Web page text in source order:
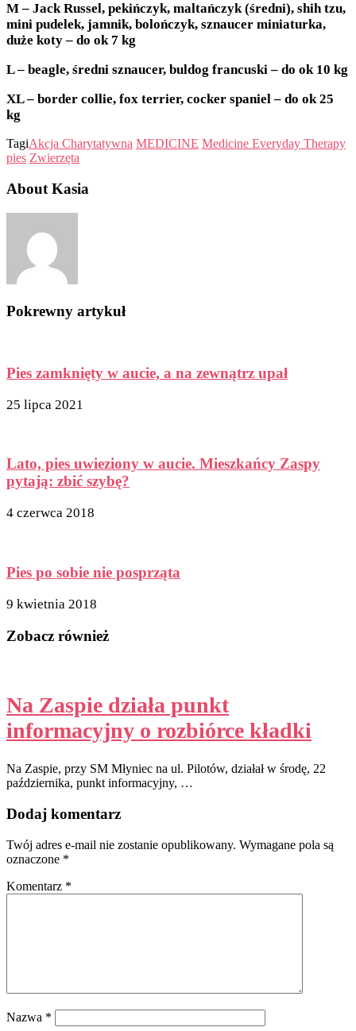
M – Jack Russel, pekińczyk, maltańczyk (średni), shih tzu,
mini pudelek, jamnik, bolończyk, sznaucer miniaturka,
duże koty – do ok 7 kg
L – beagle, średni sznaucer, buldog francuski – do ok 10 kg
XL – border collie, fox terrier, cocker spaniel – do ok 25
kg
TagiAkcja Charytatywna MEDICINE Medicine Everyday Therapy
pies Zwierzęta
About Kasia
Pokrewny artykuł
Pies zamknięty w aucie, a na zewnątrz upał
25 lipca 2021
Lato, pies uwieziony w aucie. Mieszkańcy Zaspy
pytają: zbić szybę?
4 czerwca 2018
Pies po sobie nie posprząta
9 kwietnia 2018
Zobacz również
Na Zaspie działa punkt
informacyjny o rozbiórce kładki
Na Zaspie, przy SM Młyniec na ul. Pilotów, działał w środę, 22
października, punkt informacyjny, …
Dodaj komentarz
Twój adres e-mail nie zostanie opublikowany. Wymagane pola są
oznaczone *
Komentarz *
Nazwa *